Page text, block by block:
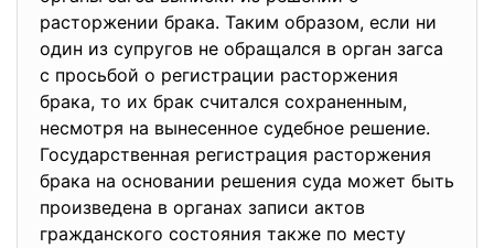
расторжении брака. Таким образом, если ни
один из супругов не обращался в орган загса
с просьбой о регистрации расторжения
брака, то их брак считался сохраненным,
несмотря на вынесенное судебное решение.
Государственная регистрация расторжения
брака на основании решения суда может быть
произведена в органах записи актов
гражданского состояния также по месту